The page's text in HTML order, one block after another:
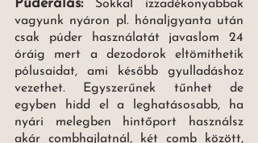
Púderálás:
Sokkal izzadékonyabbak
vagyunk nyáron pl. hónaljgyanta után
csak púder használatát javaslom 24
óráig mert a dezodorok eltömíthetik
pólusaidat, ami később gyulladáshoz
vezethet. Egyszerűnek tűnhet de
egyben hidd el a leghatásosabb, ha
nyári melegben hintőport használsz
akár combhajlatnál, két comb között,